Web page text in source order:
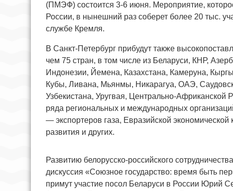
(ПМЭФ) состоится 3-6 июня. Мероприятие,
России, в нынешний раз соберет более 20 тыс.
службе Кремля.
В Санкт-Петербург прибудут также
чем 75 стран, в том числе из Беларуси, КНР,
Индонезии, Йемена, Казахстана, Камеруна,
Кубы, Ливана, Мьянмы, Никарагуа, ОАЭ,
Узбекистана, Уругвая, Центрально-Африканской
ряда региональных и международных
— экспортеров газа, Евразийской
развития и других.
Развитию белорусско-российского
дискуссия «Союзное государство: время быть
примут участие посол Беларуси в России Юрий